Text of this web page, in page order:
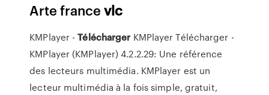
Arte francevlc
KMPlayer -Télécharger KMPlayer Télécharger -
KMPlayer (KMPlayer) 4.2.2.29: Une référence
des lecteurs multimédia. KMPlayer est un
lecteur multimédia à la fois simple, gratuit,